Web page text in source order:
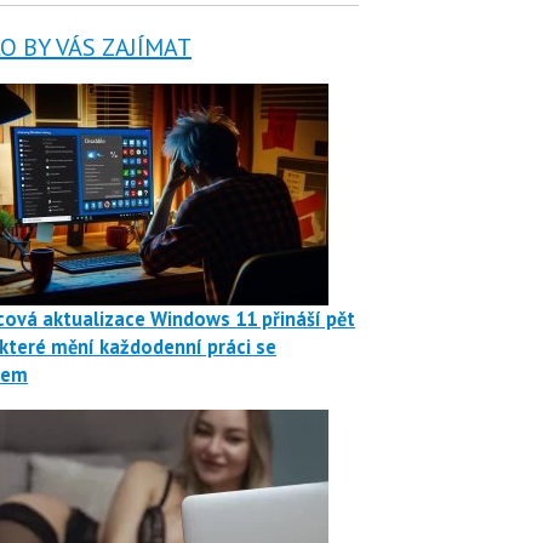
BY VÁS ZAJÍMAT
aktualizace Windows 11 přináší pět
mění každodenní práci se